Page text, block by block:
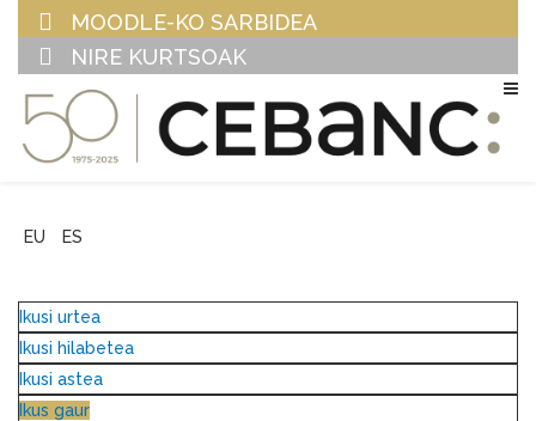
MOODLE-KO SARBIDEA
NIRE KURTSOAK
EU ES
Ikusi urtea
Ikusi hilabetea
Ikusi astea
Ikus gaur